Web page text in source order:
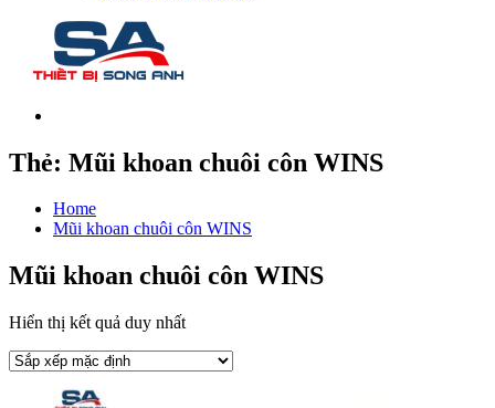
Thẻ: Mũi khoan chuôi côn WINS
Home
Mũi khoan chuôi côn WINS
Mũi khoan chuôi côn WINS
Hiển thị kết quả duy nhất